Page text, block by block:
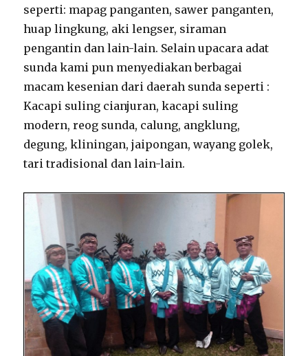
seperti: mapag panganten, sawer panganten,
huap lingkung, aki lengser, siraman
pengantin dan lain-lain. Selain upacara adat
sunda kami pun menyediakan berbagai
macam kesenian dari daerah sunda seperti :
Kacapi suling cianjuran, kacapi suling
modern, reog sunda, calung, angklung,
degung, kliningan, jaipongan, wayang golek,
tari tradisional dan lain-lain.